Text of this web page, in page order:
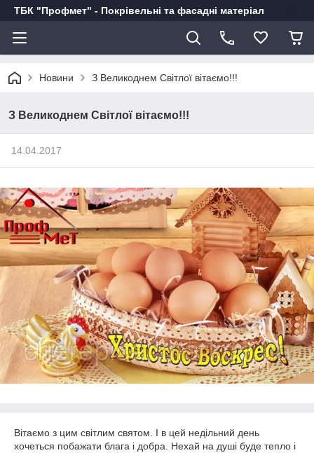
ТБК "Профмет" - Покрівельні та фасадні матеріал
Новини З Великоднем Світлої вітаємо!!!
З Великоднем Світлої вітаємо!!!
14.04.2017
Вітаємо з цим світлим святом. І в цей недільний день
хочеться побажати блага і добра. Нехай на душі буде тепло і